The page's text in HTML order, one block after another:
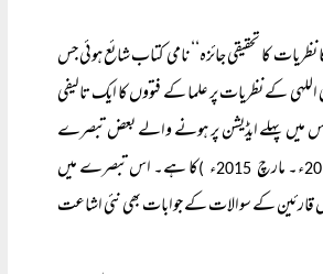
نظریات کا تحقیقی جائزہ‘‘ نامی کتاب شائع ہوئی جس
کے نظریات پر علما کے فتووں کا ایک تالیفی
اس میں پہلے ایڈیشن پر ہونے والے بعض تبصرے
ء۔ مارچ 2015 ء )کا ہے۔ اس تبصرے میں
قارئین کے سوالات کے جوابات بھی نئی اشاعت